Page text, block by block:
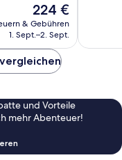
Der
Preis
beträgt
224 €
& Gebühren
1. Sept.–2. Sept.
und Vorteile
mehr Abenteuer!